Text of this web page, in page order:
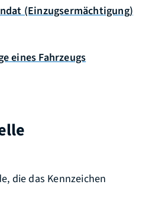
(Einzugsermächtigung)
eines Fahrzeugs
die das Kennzeichen